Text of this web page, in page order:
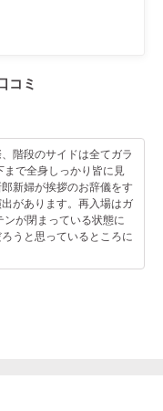
コミ
階段のサイドは全てガラ
で全身しっかり皆に見
新婦が挨拶のお辞儀をす
があります。再入場はガ
が閉まっている状態に
うと思っているところに